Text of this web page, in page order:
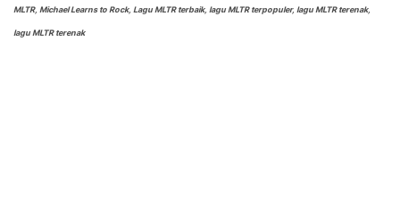
MLTR, Michael Learns to Rock, Lagu MLTR terbaik, lagu MLTR terpopuler, lagu MLTR terenak,
lagu MLTR terenak